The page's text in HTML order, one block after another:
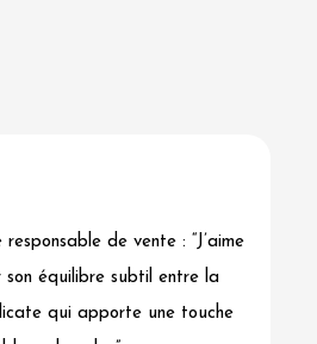
de vente : “J’aime
équilibre subtil entre la
qui apporte une touche